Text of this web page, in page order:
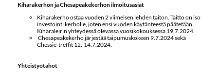
Kiharakerhon ja Chesapeakekerhon ilmoitusasiat
Kiharakerho ostaa vuoden 2 viimeisen lehden taiton. Taitto on iso
investointi kerholle, joten ensi vuoden käytänteestä päätetään
Kiharaleirin yhteydessä olevassa vuosikokouksessa 19.7.2024.
Chesapeakekerho järjestää taipumuskokeen 9.7.2024 sekä
Chessie-treffit 12.-14.7.2024.
Yhteistyötahot